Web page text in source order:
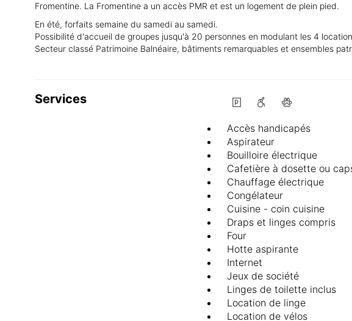
Fromentine. La Fromentine a un accès PMR et est un logement de plein pied.
En été, forfaits semaine du samedi au samedi.
Possibilité d'accueil de groupes jusqu'à 20 personnes en modulant les 4
Secteur classé Patrimoine Balnéaire, bâtiments remarquables et ensembles
Services
Accès handicapés
Aspirateur
Bouilloire électrique
Cafetière à dosette ou
Chauffage électrique
Congélateur
Cuisine - coin cuisine
Draps et linges compris
Four
Hotte aspirante
Internet
Jeux de société
Linges de toilette inclus
Location de linge
Location de vélos